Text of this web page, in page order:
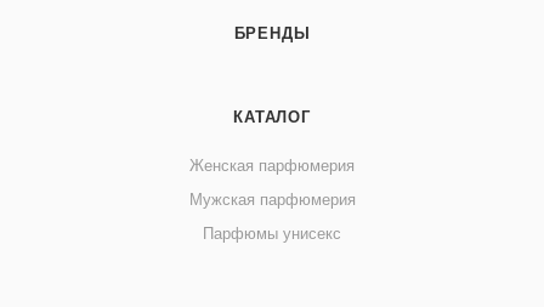
БРЕНДЫ
КАТАЛОГ
Женская парфюмерия
Мужская парфюмерия
Парфюмы унисекс